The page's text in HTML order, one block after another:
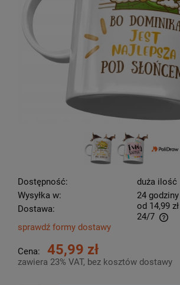
Dostępność:
duża ilość
Wysyłka w:
24 godziny
Dostawa:
od 14,99 zł
24/7
Cena nie zawiera ewentualnych kosztów
sprawdź formy dostawy
Cena: 45,99 zł
zawiera 23% VAT, bez kosztów dostawy